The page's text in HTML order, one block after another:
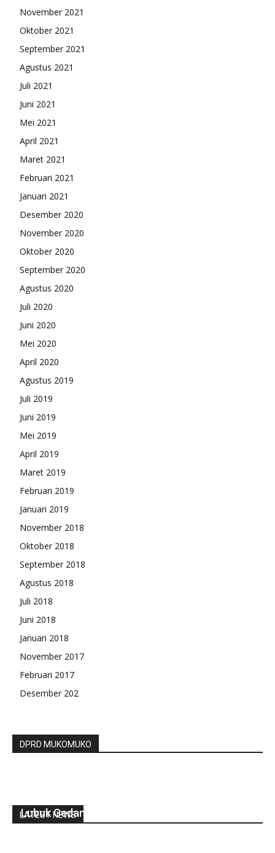
November 2021
Oktober 2021
September 2021
Agustus 2021
Juli 2021
Juni 2021
Mei 2021
April 2021
Maret 2021
Februari 2021
Januari 2021
Desember 2020
November 2020
Oktober 2020
September 2020
Agustus 2020
Juli 2020
Juni 2020
Mei 2020
April 2020
Agustus 2019
Juli 2019
Juni 2019
Mei 2019
April 2019
Maret 2019
Februari 2019
Januari 2019
November 2018
Oktober 2018
September 2018
Agustus 2018
Juli 2018
Juni 2018
Januari 2018
November 2017
Februari 2017
Desember 202
DPRD MUKOMUKO
LATEST NEWS
Lubuk Gedang Th 2020
-